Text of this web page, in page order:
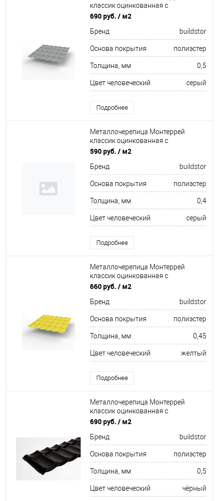
классик оцинкованная с
полимерным покрытием
690 руб. / м2
Бренд buildstor
Основа покрытия полиэстер
Толщина, мм 0,5
Цвет человеческий серый
Подробнее
Металлочерепица Монтеррей
классик оцинкованная с
полимерным покрытием
590 руб. / м2
Бренд buildstor
Основа покрытия полиэстер
Толщина, мм 0,4
Цвет человеческий серый
Подробнее
Металлочерепица Монтеррей
классик оцинкованная с
полимерным покрытием
660 руб. / м2
Бренд buildstor
Основа покрытия полиэстер
Толщина, мм 0,45
Цвет человеческий желтый
Подробнее
Металлочерепица Монтеррей
классик оцинкованная с
полимерным покрытием
690 руб. / м2
Бренд buildstor
Основа покрытия полиэстер
Толщина, мм 0,5
Цвет человеческий чёрный